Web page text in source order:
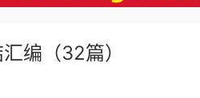
编（32篇）